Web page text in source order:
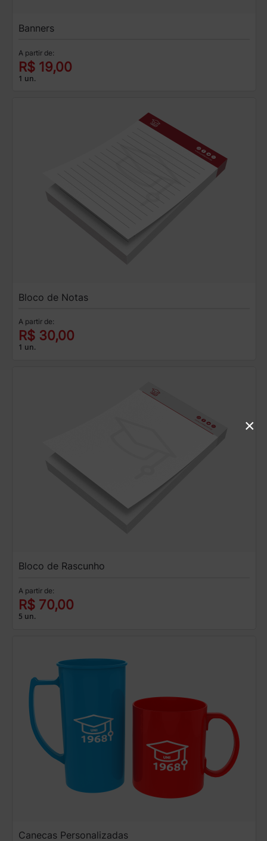
Banners
A partir de:
R$ 19,00
1 un.
Bloco de Notas
A partir de:
R$ 30,00
1 un.
Bloco de Rascunho
A partir de:
R$ 70,00
5 un.
Canecas Personalizadas
×